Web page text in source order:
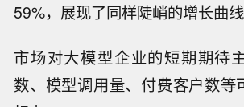
59%，展现了同样陡峭的增长曲线
市场对大模型企业的短期期待
数、模型调用量、付费客户数等